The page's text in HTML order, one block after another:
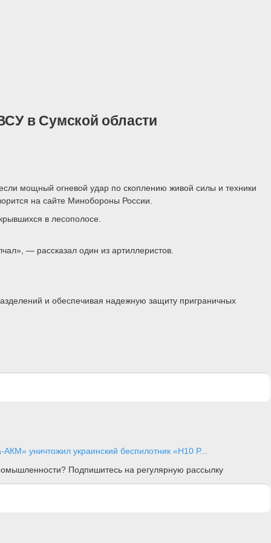
в Сумской области
мощный огневой удар по скоплению живой силы и техники
на сайте Минобороны России.
в лесополосе.
— рассказал один из артиллеристов.
и обеспечивая надежную защиту приграничных
уничтожил украинский беспилотник «H10 P...
Подпишитесь на регулярную рассылку